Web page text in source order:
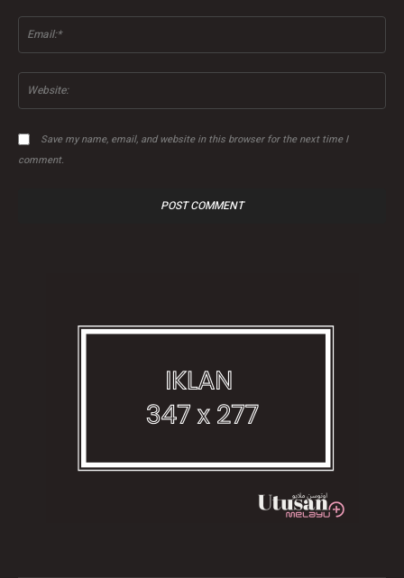
Save my name, email, and website in this browser for the next time I
comment.